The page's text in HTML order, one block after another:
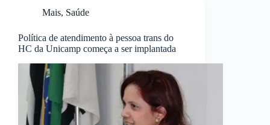
Mais, Saúde
Política de atendimento à pessoa trans do
HC da Unicamp começa a ser implantada